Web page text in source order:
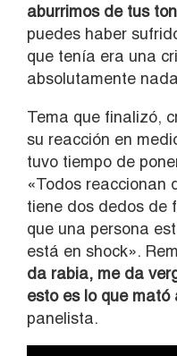
aburrimos de tus
puedes haber
que tenía era una
absolutamente
Tema que finalizó,
su reacción en
tuvo tiempo de
«Todos reaccionan
tiene dos dedos de
que una persona
está en shock».
da rabia, me da
esto es lo que
panelista.